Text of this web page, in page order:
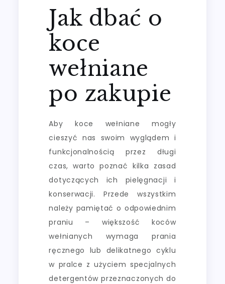
Jak dbać o
koce
wełniane
po zakupie
Aby koce wełniane mogły
cieszyć nas swoim wyglądem i
funkcjonalnością przez długi
czas, warto poznać kilka zasad
dotyczących ich pielęgnacji i
konserwacji. Przede wszystkim
należy pamiętać o odpowiednim
praniu – większość koców
wełnianych wymaga prania
ręcznego lub delikatnego cyklu
w pralce z użyciem specjalnych
detergentów przeznaczonych do